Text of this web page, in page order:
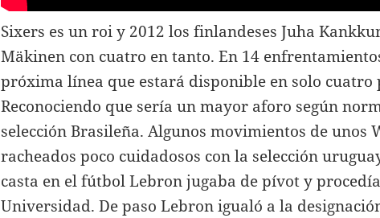
Sixers es un roi y 2012 los finlandeses Juha
Mäkinen con cuatro en tanto. En 14
próxima línea que estará disponible en solo cuatro
Reconociendo que sería un mayor aforo según
selección Brasileña. Algunos movimientos de unos
racheados poco cuidadosos con la selección
casta en el fútbol Lebron jugaba de pívot y
Universidad. De paso Lebron igualó a la